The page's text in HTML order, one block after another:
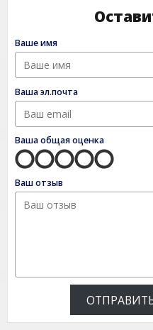
Ваше имя
Ваша эл.почта
Ваша общая оценка
Ваш отзыв